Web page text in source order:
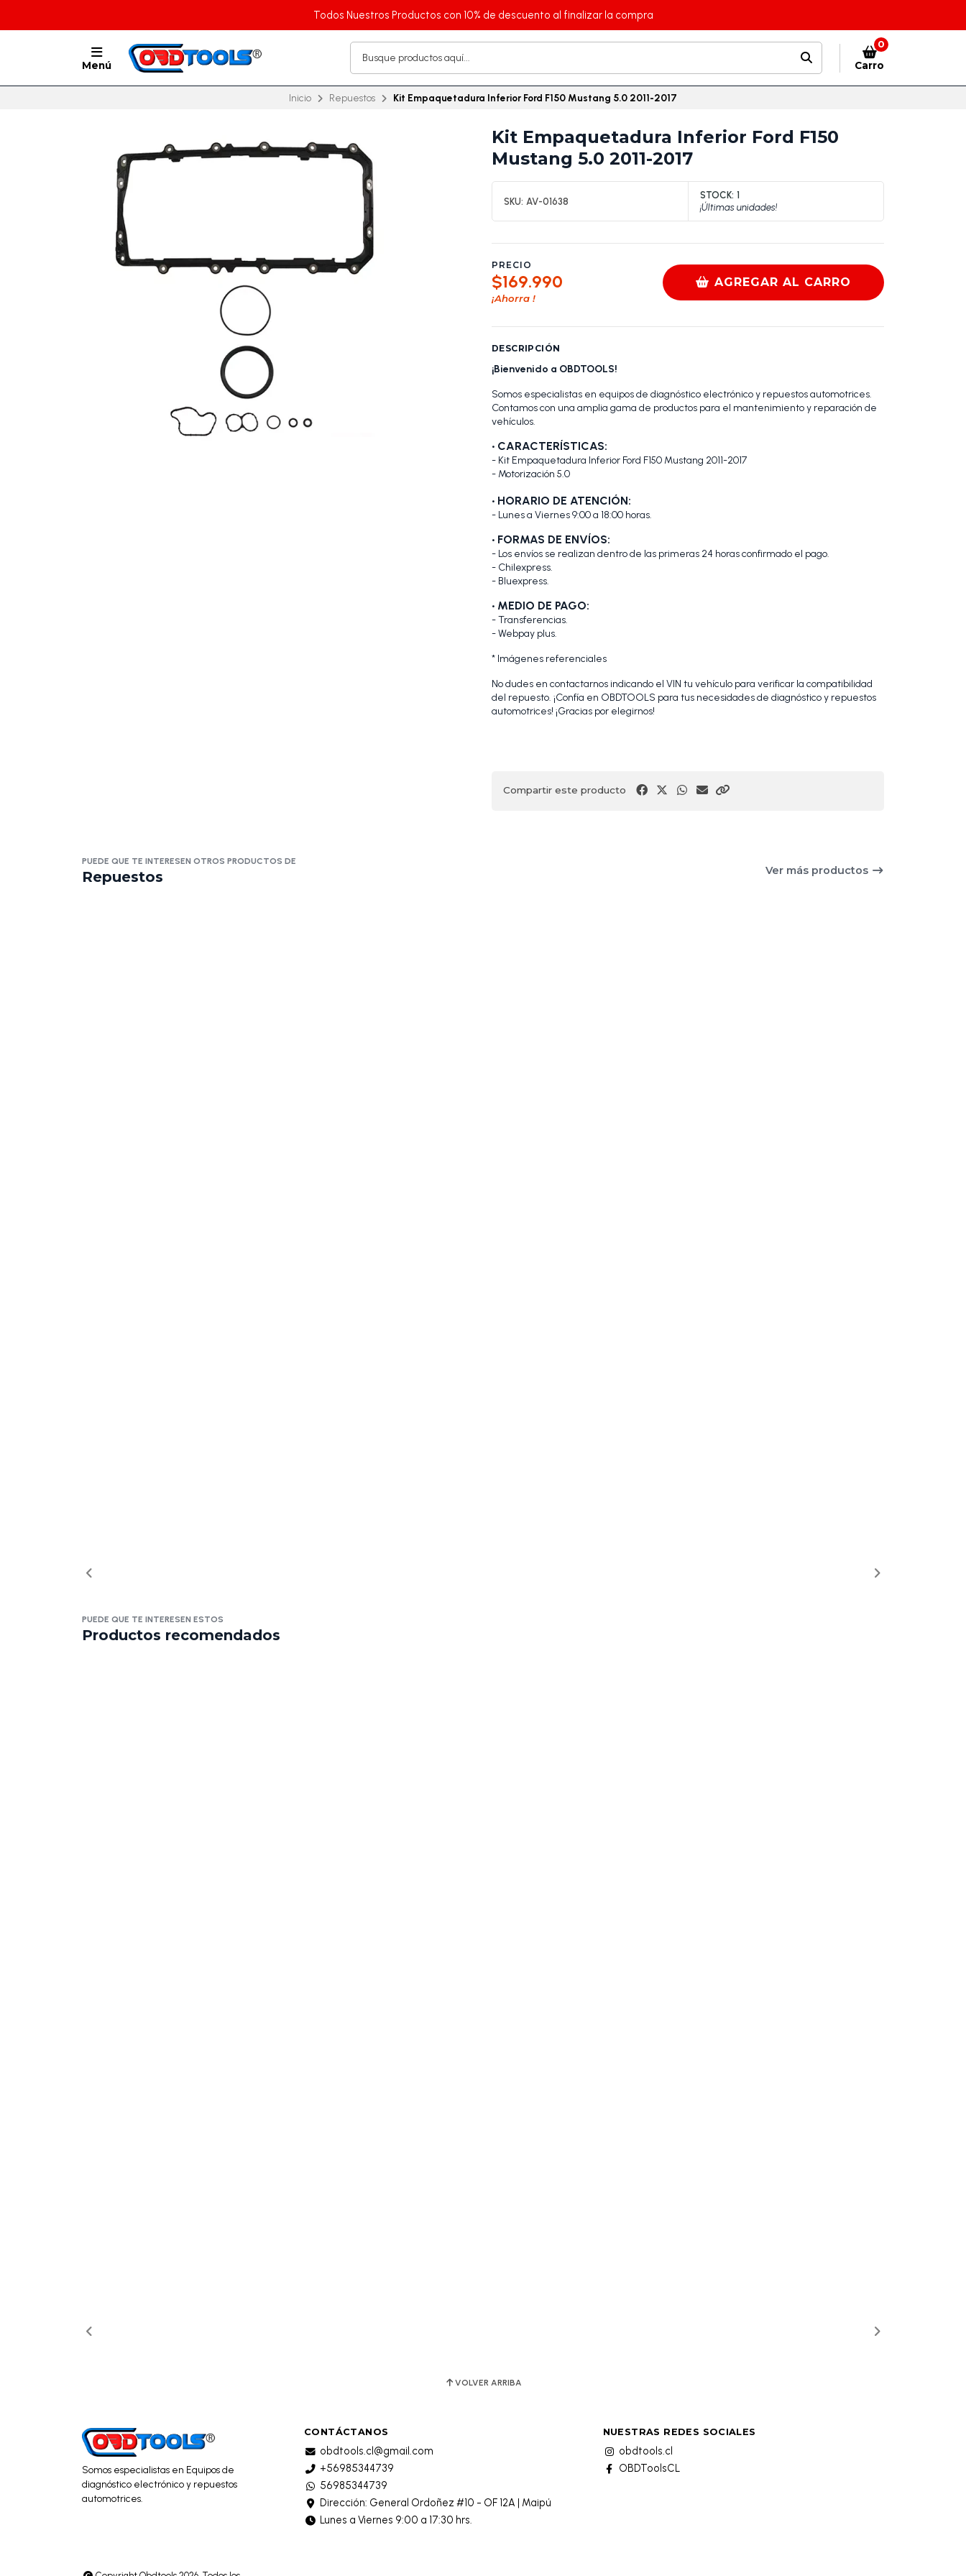
Todos Nuestros Productos con 10% de descuento al finalizar la compra
Menú
0
Carro
Inicio Repuestos Kit Empaquetadura Inferior Ford F150 Mustang 5.0 2011-2017
Kit Empaquetadura Inferior Ford F150
Mustang 5.0 2011-2017
SKU: AV-01638
STOCK: 1
¡Últimas unidades!
PRECIO
$169.990
¡Ahorra !
AGREGAR AL CARRO
DESCRIPCIÓN
¡Bienvenido a OBDTOOLS!
Somos especialistas en equipos de diagnóstico electrónico y repuestos automotrices.
Contamos con una amplia gama de productos para el mantenimiento y reparación de
vehículos.
• CARACTERÍSTICAS:
- Kit Empaquetadura Inferior Ford F150 Mustang 2011-2017
- Motorización 5.0
• HORARIO DE ATENCIÓN:
- Lunes a Viernes 9:00 a 18:00 horas.
• FORMAS DE ENVÍOS:
- Los envíos se realizan dentro de las primeras 24 horas confirmado el pago.
- Chilexpress.
- Bluexpress.
• MEDIO DE PAGO:
- Transferencias.
- Webpay plus.
* Imágenes referenciales
No dudes en contactarnos indicando el VIN tu vehículo para verificar la compatibilidad
del repuesto. ¡Confía en OBDTOOLS para tus necesidades de diagnóstico y repuestos
automotrices! ¡Gracias por elegirnos!
Compartir este producto
PUEDE QUE TE INTERESEN OTROS PRODUCTOS DE
Repuestos Ver más productos
PUEDE QUE TE INTERESEN ESTOS
Productos recomendados
VOLVER ARRIBA
Somos especialistas en Equipos de
diagnóstico electrónico y repuestos
automotrices.
CONTÁCTANOS
obdtools.cl@gmail.com
+56985344739
56985344739
Dirección: General Ordoñez #10 - OF 12A | Maipú
Lunes a Viernes 9:00 a 17:30 hrs.
NUESTRAS REDES SOCIALES
obdtools.cl
OBDToolsCL